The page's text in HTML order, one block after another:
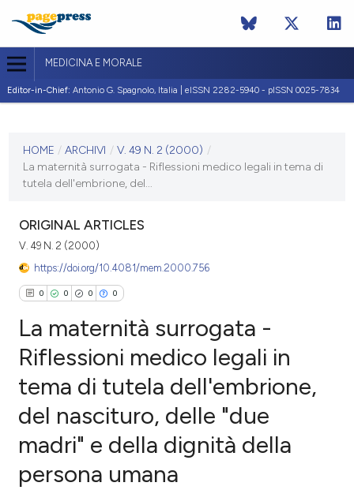
MEDICINA E MORALE
Editor-in-Chief: Antonio G. Spagnolo, Italia | eISSN 2282-5940 - pISSN 0025-7834
V. 49 N. 2 (2000)
HOME / ARCHIVI / V. 49 N. 2 (2000) /
La maternità surrogata - Riflessioni medico legali in tema di
tutela dell'embrione, del...
ORIGINAL ARTICLES
V. 49 N. 2 (2000)
https://doi.org/10.4081/mem.2000.756
0 0 0 0
Citing Publications
Supporting
Mentioning
Contrasting
La maternità surrogata -
Riflessioni medico legali in
tema di tutela dell'embrione,
del nascituro, delle "due
madri" e della dignità della
persona umana